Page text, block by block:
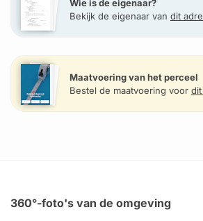
Wie is de eigenaar?
Bekijk de eigenaar van dit
Maatvoering van het perceel
Bestel de maatvoering voor
360°-foto's van de omgeving